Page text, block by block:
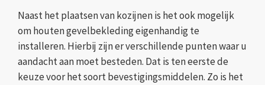
Naast het plaatsen van kozijnen is het ook mogelijk
om houten gevelbekleding eigenhandig te
installeren. Hierbij zijn er verschillende punten waar u
aandacht aan moet besteden. Dat is ten eerste de
keuze voor het soort bevestigingsmiddelen. Zo is het